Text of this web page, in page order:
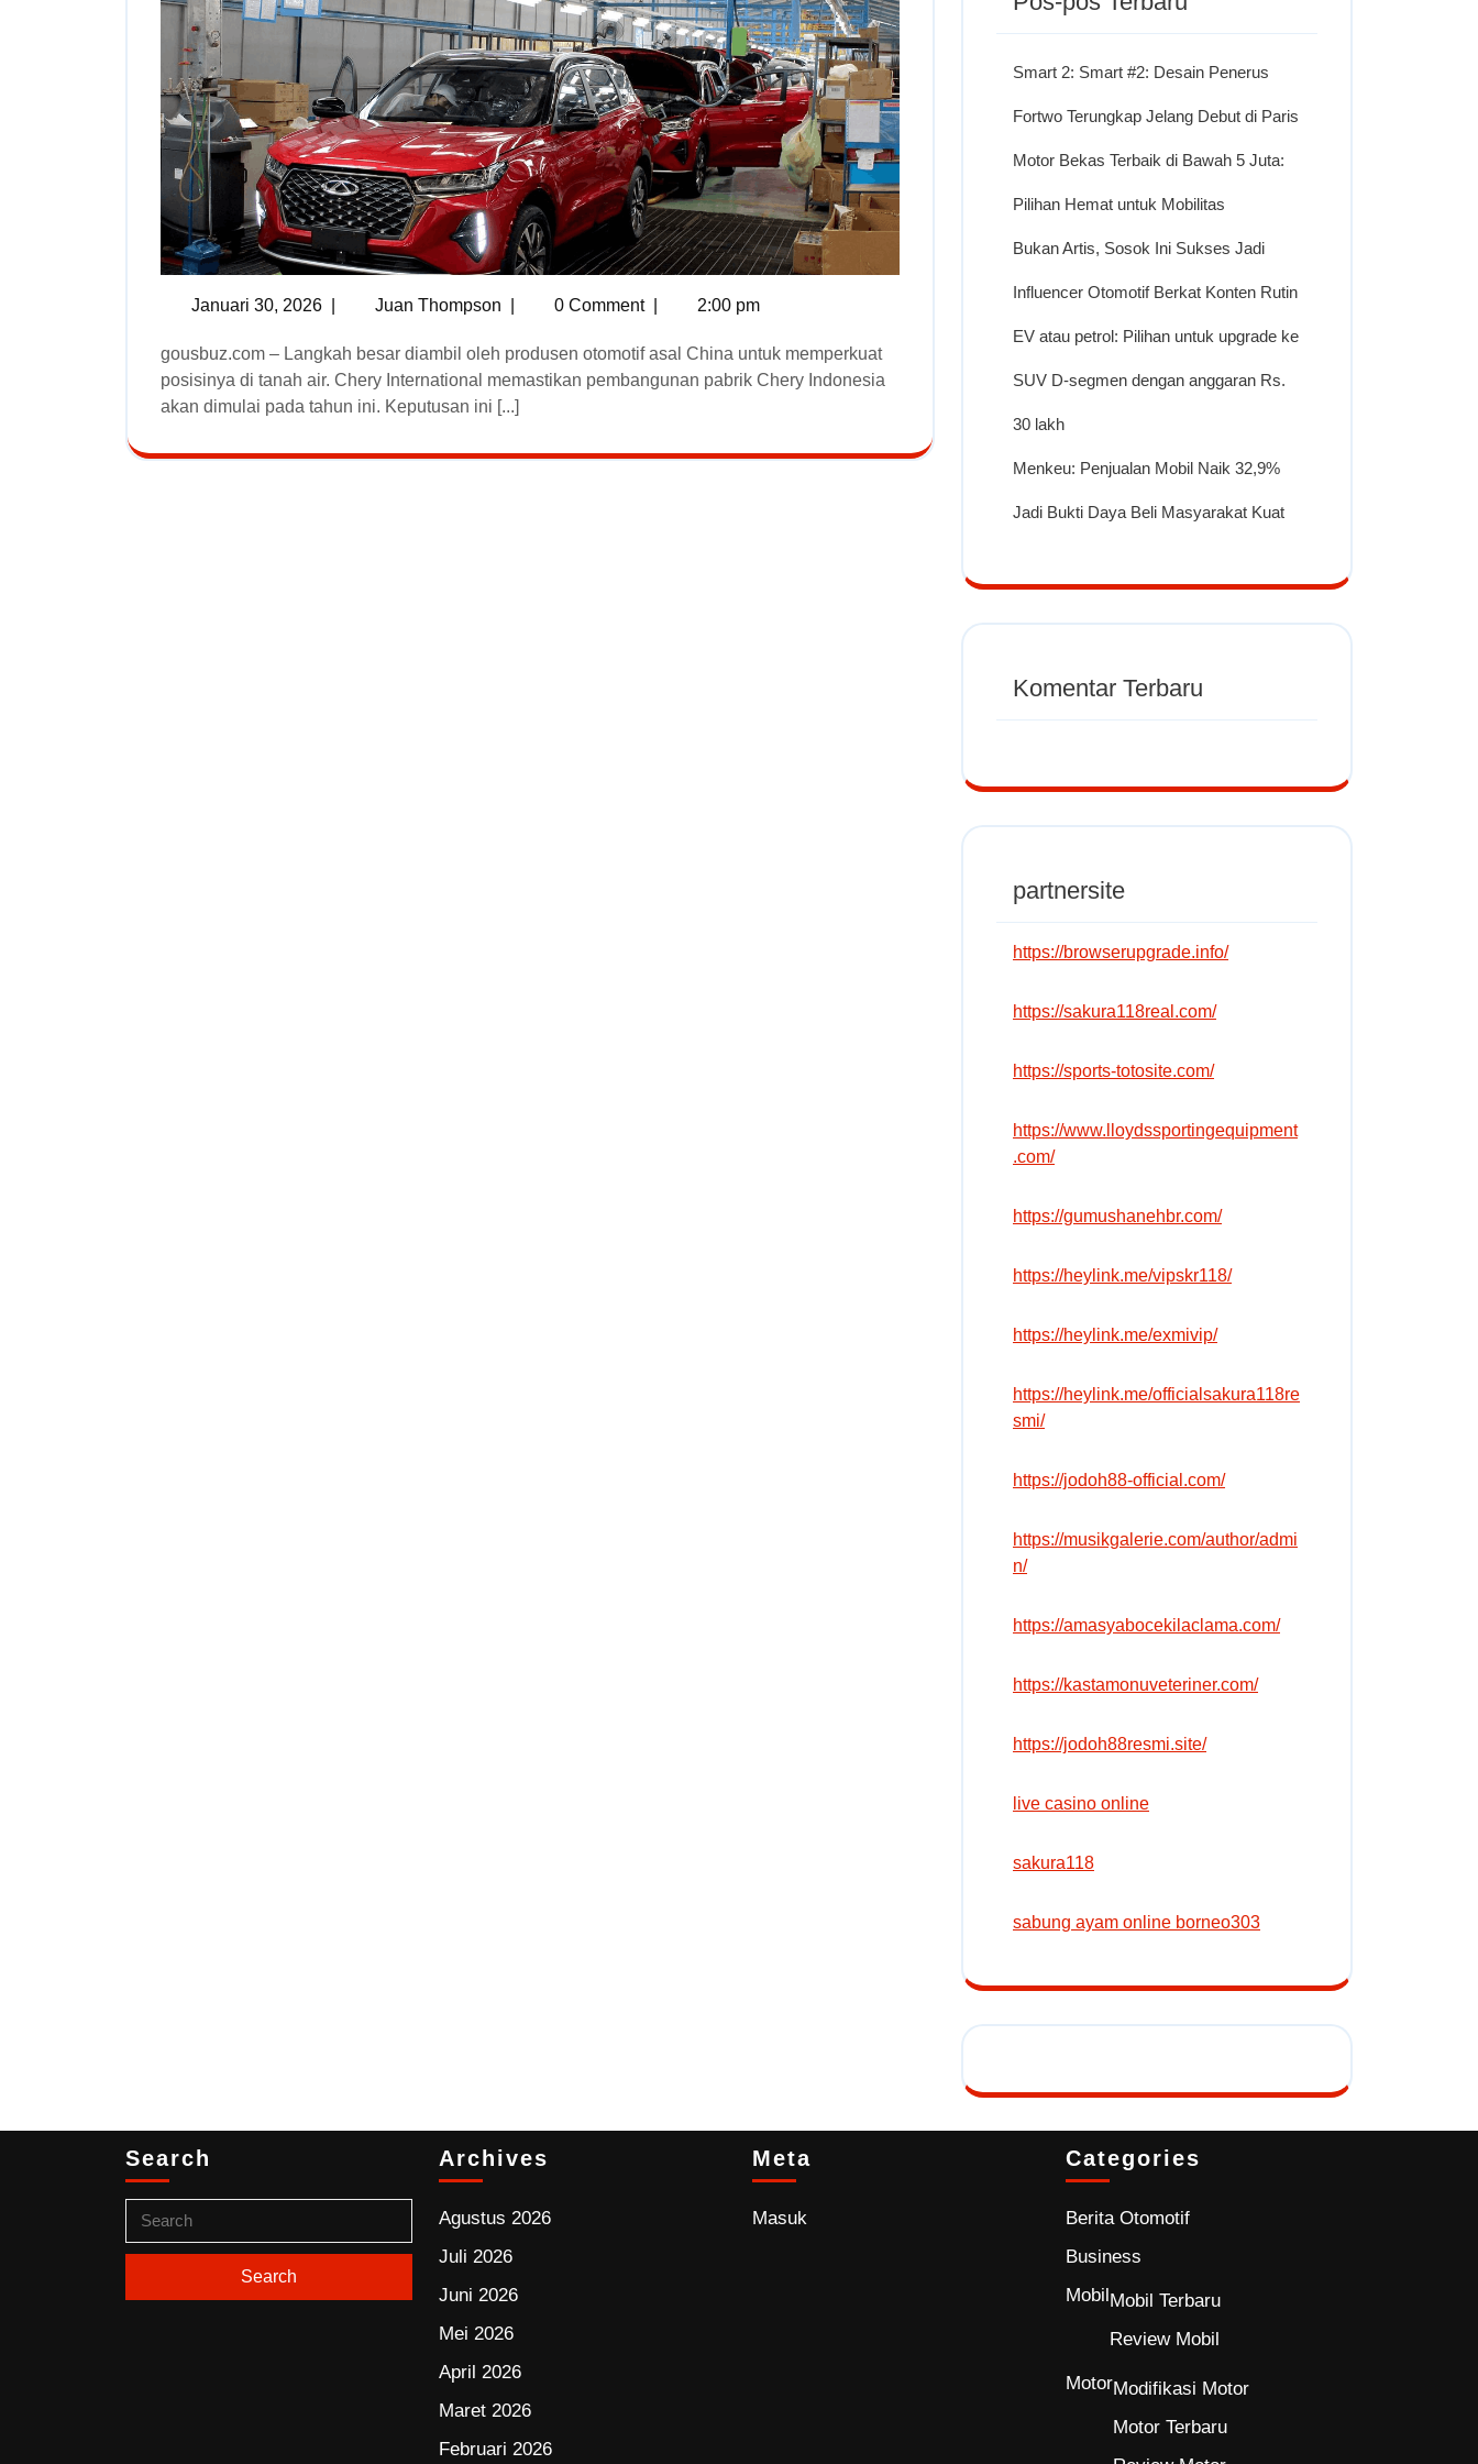
Januari 30, 2026 Juan Thompson 0 Comment 2:00 pm
gousbuz.com – Langkah besar diambil oleh produsen otomotif asal China untuk memperkuat
posisinya di tanah air. Chery International memastikan pembangunan pabrik Chery Indonesia
akan dimulai pada tahun ini. Keputusan ini [...]
Smart 2: Smart #2: Desain Penerus
Fortwo Terungkap Jelang Debut di Paris
Motor Bekas Terbaik di Bawah 5 Juta:
Pilihan Hemat untuk Mobilitas
Bukan Artis, Sosok Ini Sukses Jadi
Influencer Otomotif Berkat Konten Rutin
EV atau petrol: Pilihan untuk upgrade ke
SUV D-segmen dengan anggaran Rs.
30 lakh
Menkeu: Penjualan Mobil Naik 32,9%
Jadi Bukti Daya Beli Masyarakat Kuat
Komentar Terbaru
partnersite
https://browserupgrade.info/
https://sakura118real.com/
https://sports-totosite.com/
https://www.lloydssportingequipment
.com/
https://gumushanehbr.com/
https://heylink.me/vipskr118/
https://heylink.me/exmivip/
https://heylink.me/officialsakura118re
smi/
https://jodoh88-official.com/
https://musikgalerie.com/author/admi
n/
https://amasyabocekilaclama.com/
https://kastamonuveteriner.com/
https://jodoh88resmi.site/
live casino online
sakura118
sabung ayam online borneo303
Search Archives
Agustus 2026
Juli 2026
Juni 2026
Mei 2026
April 2026
Maret 2026
Februari 2026
Meta
Masuk
Categories
Berita Otomotif
Business
MobilMobil Terbaru
Review Mobil
MotorModifikasi Motor
Motor Terbaru